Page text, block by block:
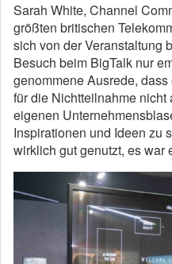
Sarah White, Channel
größten britischen
sich von der Veranstaltung
Besuch beim BigTalk nur
genommene Ausrede,
für die Nichtteilnahme
eigenen
Inspirationen und Ideen zu
wirklich gut genutzt, es war